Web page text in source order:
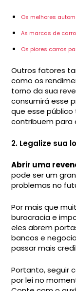
Os melhores
As marcas de
Os piores carros
Outros fatores
como os
torno da sua
consumirá esse
que esse
contribuem para
2. Legalize sua
Abrir uma
pode ser um
problemas no
Por mais que
burocracia e
eles abrem
bancos e
passar mais
Portanto, seguir
por lei no